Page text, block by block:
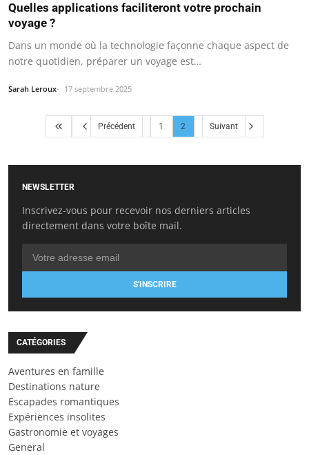
Quelles applications faciliteront votre prochain
voyage ?
Dans un monde où la technologie façonne chaque aspect de
notre quotidien, préparer un voyage est…
Sarah Leroux 17 septembre 2025
Précédent 1 2 Suivant
NEWSLETTER
Inscrivez-vous pour recevoir nos derniers articles
directement dans votre boîte mail.
S'INSCRIRE
CATÉGORIES
Aventures en famille
Destinations nature
Escapades romantiques
Expériences insolites
Gastronomie et voyages
General